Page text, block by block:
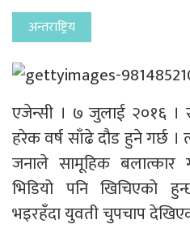
अन्तराष्ट्रिय
एजेन्सी । ७ जुलाई २०१६ ।
हरेक वर्ष साँढे दौड हुने गर्छ ।
जनाले सामूहिक बलात्कार
भिडियो पनि खिचिएको
भइरहँदा युवती चुपचाप